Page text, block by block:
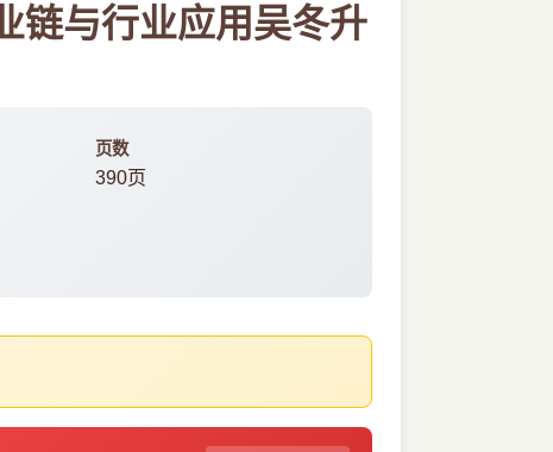
链与行业应用吴冬升
页数
390页